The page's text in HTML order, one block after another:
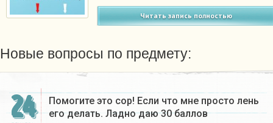
Читать запись полностью
Новые вопросы по предмету:
24
Помогите это сор! Если что мне просто лень
его делать. Ладно даю 30 баллов​